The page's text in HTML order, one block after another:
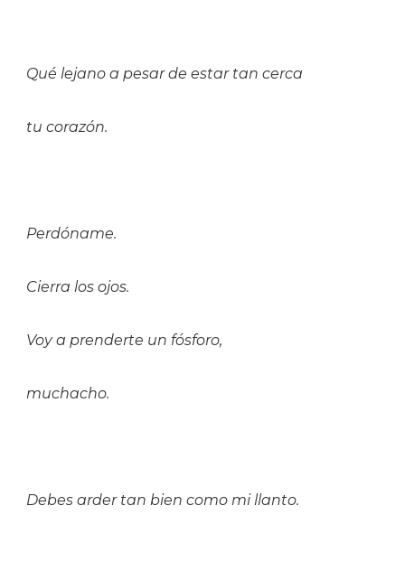
Qué lejano a pesar de estar tan cerca
tu corazón.
Perdóname.
Cierra los ojos.
Voy a prenderte un fósforo,
muchacho.
Debes arder tan bien como mi llanto.